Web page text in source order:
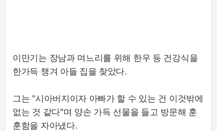
이만기는 장남과 며느리를 위해 한우 등 건강식을
한가득 챙겨 아들 집을 찾았다.
그는 "시아버지이자 아빠가 할 수 있는 건 이것밖에
없는 것 같다"며 양손 가득 선물을 들고 방문해 훈
훈함을 자아냈다.